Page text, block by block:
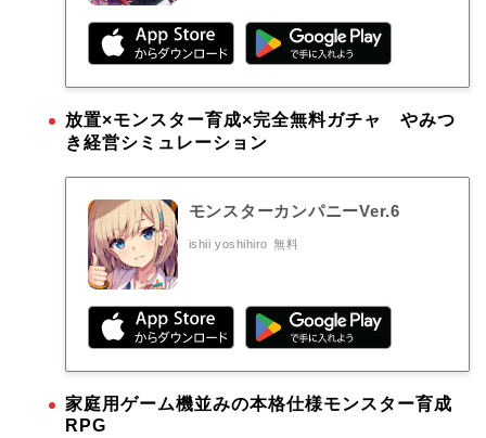
放置×モンスター育成×完全無料ガチャ やみつ
き経営シミュレーション
モンスターカンパニーVer.6
ishii yoshihiro 無料
家庭用ゲーム機並みの本格仕様モンスター育成
RPG